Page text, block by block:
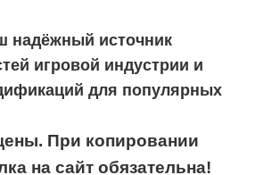
надёжный источник
игровой индустрии и
для популярных
При копировании
на сайт обязательна!